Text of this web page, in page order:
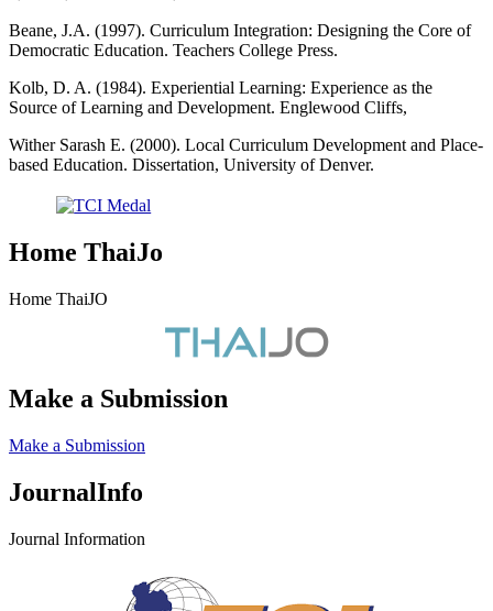
Beane, J.A. (1997). Curriculum Integration: Designing the Core of
Democratic Education. Teachers College Press.
Kolb, D. A. (1984). Experiential Learning: Experience as the
Source of Learning and Development. Englewood Cliffs,
Wither Sarash E. (2000). Local Curriculum Development and Place-
based Education. Dissertation, University of Denver.
Home ThaiJo
Home ThaiJO
Make a Submission
Make a Submission
JournalInfo
Journal Information